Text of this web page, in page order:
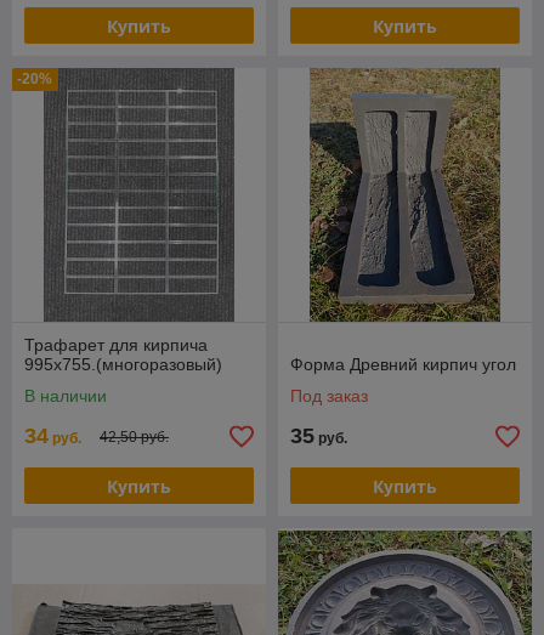
Купить Купить
-20%
Трафарет для кирпича
995х755.(многоразовый)
В наличии
34 руб. 42,50 руб.
Купить
Форма Древний кирпич угол
Под заказ
35 руб.
Купить